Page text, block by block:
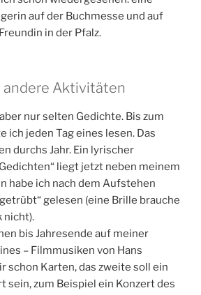
Aktivitäten
ich jeden Tag eines lesen. Das
liegt jetzt neben meinem
habe ich nach dem Aufstehen
gelesen (eine Brille brauche
nicht).
bis Jahresende auf meiner
– Filmmusiken von Hans
schon Karten, das zweite soll ein
sein, zum Beispiel ein Konzert des
Cameron*: Einmal in der Woche
einplanen, also allein